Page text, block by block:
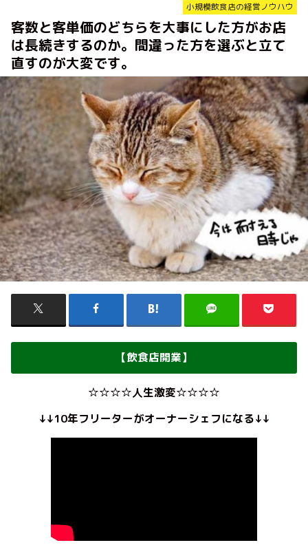
小規模飲食店の経営ノウハウ
客数と客単価のどちらを大事にした方がお店
は長続きするのか。間違った方を選ぶと立て
直すのが大変です。
【飲食店開業】
☆☆☆☆人生激変☆☆☆☆
↓↓10年フリーターがオーナーシェフになる↓↓